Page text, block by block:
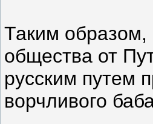
Таким образом,
общества от
русским путем
ворчливого